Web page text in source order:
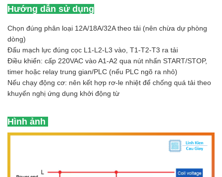
Hướng dẫn sử dụng
Chọn đúng phân loại 12A/18A/32A theo tải (nên chừa dự phòng
dòng)
Đấu mạch lực đúng cọc L1-L2-L3 vào, T1-T2-T3 ra tải
Điều khiển: cấp 220VAC vào A1-A2 qua nút nhấn START/STOP,
timer hoặc relay trung gian/PLC (nếu PLC ngõ ra nhỏ)
Nếu chạy động cơ: nên kết hợp rơ-le nhiệt để chống quá tải theo
khuyến nghị ứng dụng khởi động từ
Hình ảnh